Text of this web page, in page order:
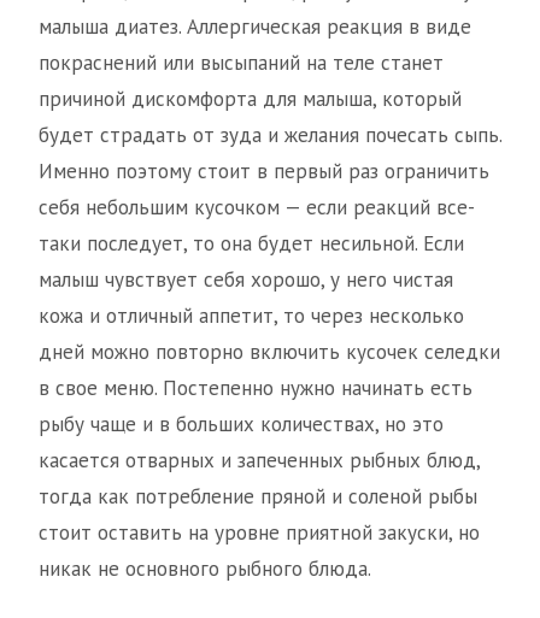
малыша диатез. Аллергическая реакция в виде
покраснений или высыпаний на теле станет
причиной дискомфорта для малыша, который
будет страдать от зуда и желания почесать сыпь.
Именно поэтому стоит в первый раз ограничить
себя небольшим кусочком — если реакций все-
таки последует, то она будет несильной. Если
малыш чувствует себя хорошо, у него чистая
кожа и отличный аппетит, то через несколько
дней можно повторно включить кусочек селедки
в свое меню. Постепенно нужно начинать есть
рыбу чаще и в больших количествах, но это
касается отварных и запеченных рыбных блюд,
тогда как потребление пряной и соленой рыбы
стоит оставить на уровне приятной закуски, но
никак не основного рыбного блюда.